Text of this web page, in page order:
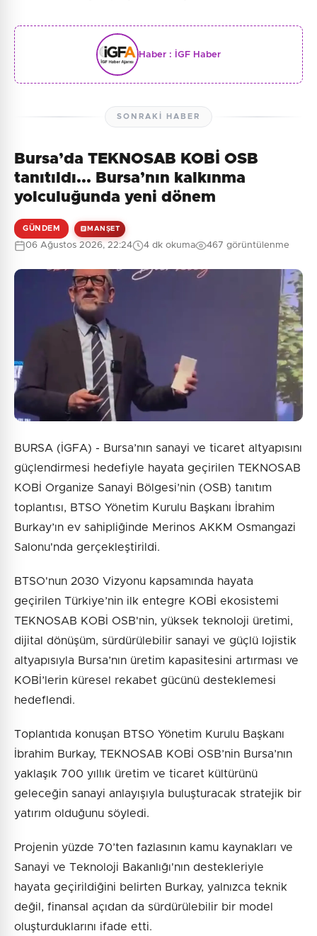
Haber : İGF Haber
SONRAKI HABER
Bursa’da TEKNOSAB KOBİ OSB
tanıtıldı... Bursa’nın kalkınma
yolculuğunda yeni dönem
GÜNDEM MANŞET
06 Ağustos 2026, 22:24 4 dk okuma 467 görüntülenme
BURSA (İGFA) - Bursa’nın sanayi ve ticaret altyapısını
güçlendirmesi hedefiyle hayata geçirilen TEKNOSAB
KOBİ Organize Sanayi Bölgesi’nin (OSB) tanıtım
toplantısı, BTSO Yönetim Kurulu Başkanı İbrahim
Burkay’ın ev sahipliğinde Merinos AKKM Osmangazi
Salonu'nda gerçekleştirildi.
BTSO'nun 2030 Vizyonu kapsamında hayata
geçirilen Türkiye’nin ilk entegre KOBİ ekosistemi
TEKNOSAB KOBİ OSB'nin, yüksek teknoloji üretimi,
dijital dönüşüm, sürdürülebilir sanayi ve güçlü lojistik
altyapısıyla Bursa’nın üretim kapasitesini artırması ve
KOBİ’lerin küresel rekabet gücünü desteklemesi
hedeflendi.
Toplantıda konuşan BTSO Yönetim Kurulu Başkanı
İbrahim Burkay, TEKNOSAB KOBİ OSB’nin Bursa’nın
yaklaşık 700 yıllık üretim ve ticaret kültürünü
geleceğin sanayi anlayışıyla buluşturacak stratejik bir
yatırım olduğunu söyledi.
Projenin yüzde 70’ten fazlasının kamu kaynakları ve
Sanayi ve Teknoloji Bakanlığı'nın destekleriyle
hayata geçirildiğini belirten Burkay, yalnızca teknik
değil, finansal açıdan da sürdürülebilir bir model
oluşturduklarını ifade etti.